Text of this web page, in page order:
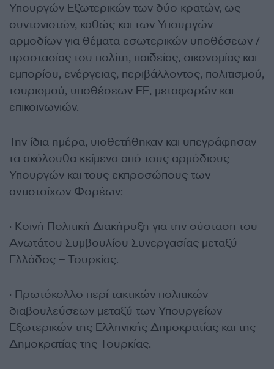
Υπουργών Εξωτερικών των δύο κρατών, ως
συντονιστών, καθώς και των Υπουργών
αρμοδίων για θέματα εσωτερικών υποθέσεων /
προστασίας του πολίτη, παιδείας, οικονομίας και
εμπορίου, ενέργειας, περιβάλλοντος, πολιτισμού,
τουρισμού, υποθέσεων ΕΕ, μεταφορών και
επικοινωνιών.
Την ίδια ημέρα, υιοθετήθηκαν και υπεγράφησαν
τα ακόλουθα κείμενα από τους αρμόδιους
Υπουργών και τους εκπροσώπους των
αντιστοίχων Φορέων:
· Κοινή Πολιτική Διακήρυξη για την σύσταση του
Ανωτάτου Συμβουλίου Συνεργασίας μεταξύ
Ελλάδος – Τουρκίας.
· Πρωτόκολλο περί τακτικών πολιτικών
διαβουλεύσεων μεταξύ των Υπουργείων
Εξωτερικών της Ελληνικής Δημοκρατίας και της
Δημοκρατίας της Τουρκίας.